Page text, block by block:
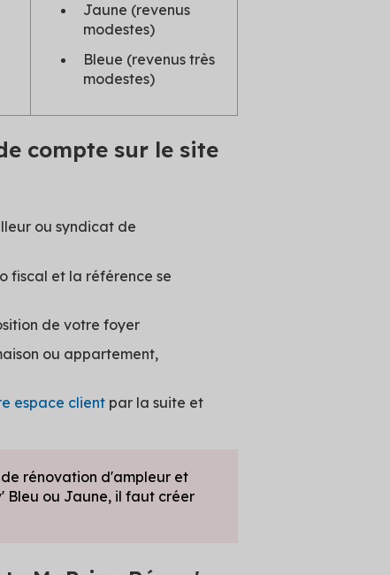
Jaune (revenus
modestes)
Bleue (revenus très
modestes)
compte sur le site
ou syndicat de
fiscal et la référence se
de votre foyer
ou appartement,
espace clientpar la suite et
rénovation d'ampleur et
Bleu ou Jaune, il faut créer